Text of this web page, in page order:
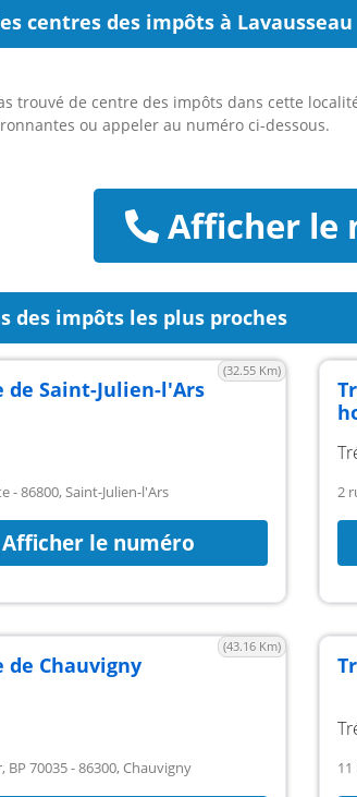
centres des impôts à Lavausseau
trouvé de centre des impôts dans cette
ou appeler au numéro ci-dessous.
Afficher le
des impôts les plus proches
(32.55 Km)
de Saint-Julien-l'Ars
- 86800, Saint-Julien-l'Ars
le numéro
2
(43.16 Km)
de Chauvigny
BP 70035 - 86300, Chauvigny